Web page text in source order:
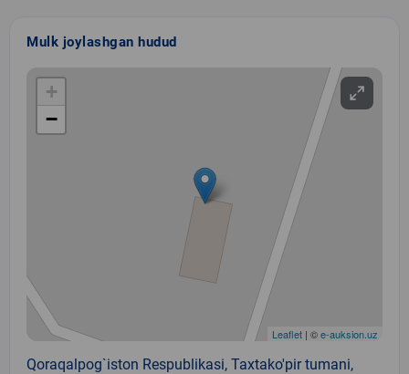
Mulk joylashgan hudud
+
−
Leaflet | ©e-auksion.uz
Qoraqalpog`iston Respublikasi, Taxtako'pir tumani,